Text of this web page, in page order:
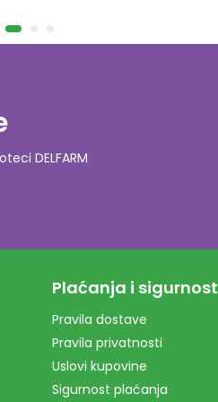
DELFARM
Plaćanja i sigurnost
Pravila dostave
Pravila privatnosti
Uslovi kupovine
Sigurnost plaćanja